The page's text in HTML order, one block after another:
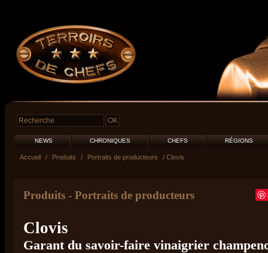
NEWS CHRONIQUES CHEFS RÉGIONS
Accueil / Produits / Portraits de producteurs / Clovis
Produits - Portraits de producteurs
Clovis
Garant du savoir-faire vinaigrier